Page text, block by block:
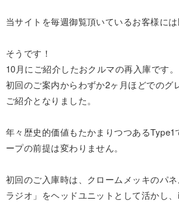
当サイトを毎週御覧頂いているお客様には
そうです！
10月にご紹介したおクルマの再入庫です。
初回のご案内からわずか2ヶ月ほどでのグ
ご紹介となりました。
年々歴史的価値もたかまりつつあるType1
ープの前提は変わりません。
初回のご入庫時は、クロームメッキのパ
ラジオ」をヘッドユニットとして活かし